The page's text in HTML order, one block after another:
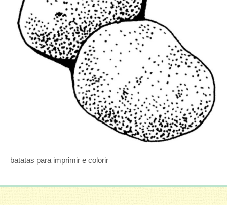
batatas para imprimir e colorir